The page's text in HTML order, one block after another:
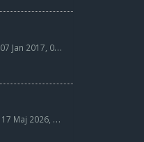
07 Jan 2017, 03:13
17 Maj 2026, 15:32